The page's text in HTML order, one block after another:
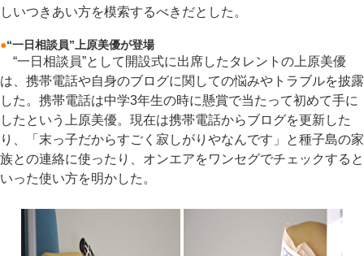
しいつきあい方を模索するべきだとした。
●“一日相談員”上原美優が登場
“一日相談員”として開設式に出席したタレントの上原美優
は、携帯電話や自身のブログに関しての悩みやトラブルを披露
した。携帯電話は中学3年生の時に懸賞で当たって初めて手に
したという上原美優。現在は携帯電話からブログを更新した
り、「末っ子だからすごく寂しがりやなんです」と種子島の家
族との連絡に使ったり、オンエアをワンセグでチェックすると
いった使い方を明かした。